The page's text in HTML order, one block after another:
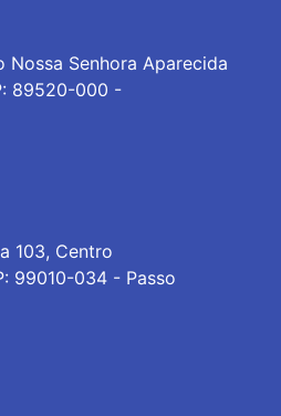
Nossa Senhora Aparecida
89520-000 -
103, Centro
99010-034 - Passo